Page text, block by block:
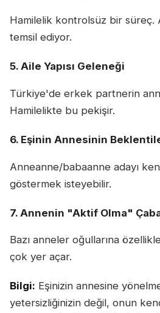
Hamilelik kontrolsüz bir süreç.
temsil ediyor.
5. Aile Yapısı Geleneği
Türkiye'de erkek partnerin
Hamilelikte bu pekişir.
6. Eşinin Annesinin
Anneanne/babaanne adayı
göstermek isteyebilir.
7. Annenin "Aktif Olma"
Bazı anneler oğullarına
çok yer açar.
Bilgi: Eşinizin annesine
yetersizliğinizin değil, onun